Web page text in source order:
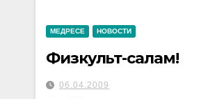
МЕДРЕСЕ НОВОСТИ
Физкульт-салам!
06.04.2009